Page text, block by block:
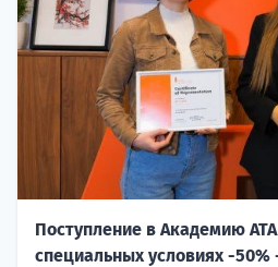
Поступление в Академию
специальных условиях -